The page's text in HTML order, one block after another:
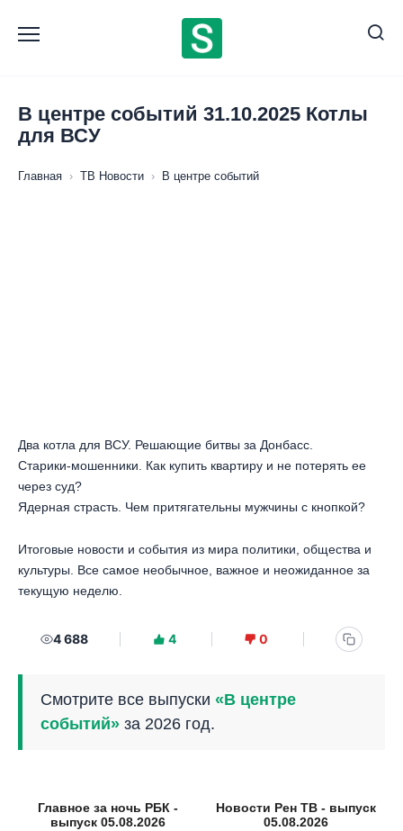
содержанию
В центре событий 31.10.2025 Котлы
для ВСУ
Главная › ТВ Новости › В центре событий
Два котла для ВСУ. Решающие битвы за Донбасс.
Старики-мошенники. Как купить квартиру и не потерять ее
через суд?
Ядерная страсть. Чем притягательны мужчины с кнопкой?
Итоговые новости и события из мира политики, общества и
культуры. Все самое необычное, важное и неожиданное за
текущую неделю.
4 688 4 0
Смотрите все выпуски «В центре
событий» за 2026 год.
Главное за ночь РБК -
выпуск 05.08.2026
Новости Рен ТВ - выпуск
05.08.2026